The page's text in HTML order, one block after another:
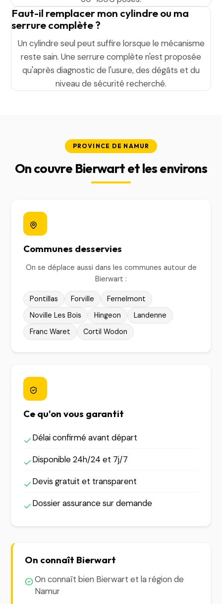
Faut-il remplacer mon cylindre ou ma
serrure complète ?
Un cylindre seul peut suffire lorsque le mécanisme
reste sain. Une serrure complète n'est proposée
qu'après diagnostic de l'usure, des dégâts et du
niveau de sécurité recherché.
PROVINCE DE NAMUR
On couvre Bierwart et les environs
Communes desservies
On se déplace aussi dans les communes autour de
Bierwart :
Pontillas Forville
Fernelmont
Noville Les Bois
Hingeon
Landenne
Franc Waret
Cortil Wodon
Ce qu'on vous garantit
Délai confirmé avant départ
Disponible 24h/24 et 7j/7
Devis gratuit et transparent
Dossier assurance sur demande
On connaît Bierwart
On connaît bien Bierwart et la région de
Namur